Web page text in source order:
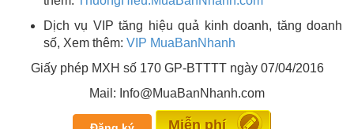
Dịch vụ VIP tăng hiệu quả kinh doanh, tăng doanh
số, Xem thêm: VIP MuaBanNhanh
Giấy phép MXH số 170 GP-BTTTT ngày 07/04/2016
Mail: Info@MuaBanNhanh.com
Đăng tin